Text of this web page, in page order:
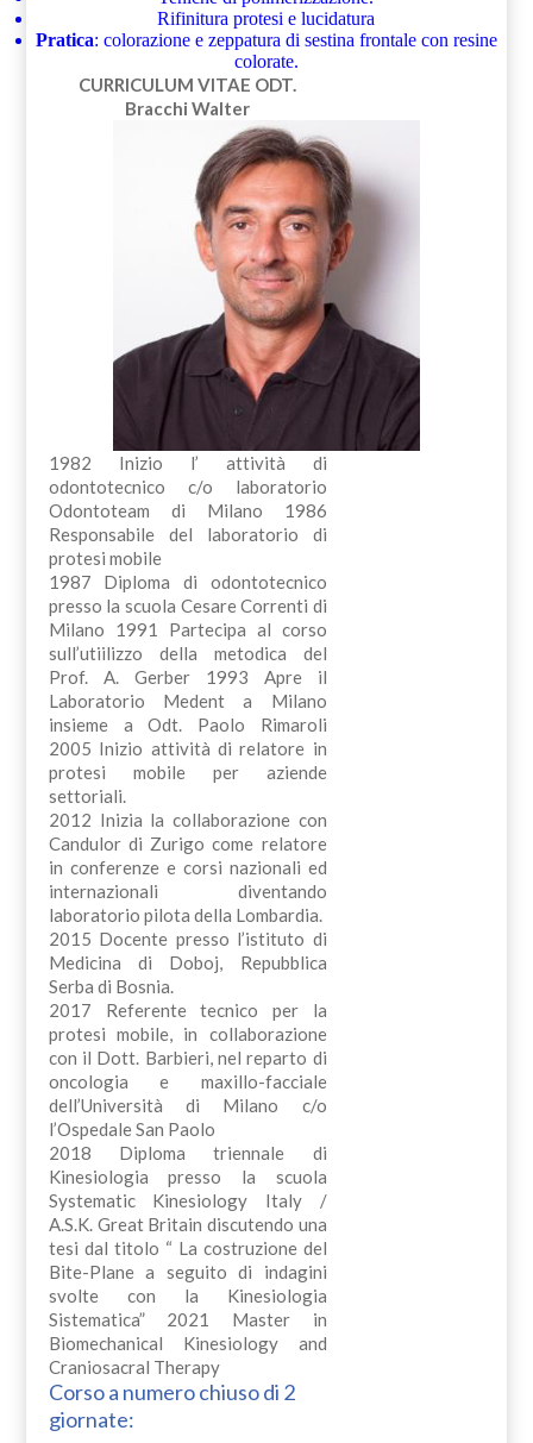
Rifinitura protesi e lucidatura
Pratica: colorazione e zeppatura di sestina frontale con resine
colorate.
CURRICULUM VITAE ODT.
Bracchi Walter
1982 Inizio l’ attività di
odontotecnico c/o laboratorio
Odontoteam di Milano 1986
Responsabile del laboratorio di
protesi mobile
1987 Diploma di odontotecnico
presso la scuola Cesare Correnti di
Milano 1991 Partecipa al corso
sull’utiilizzo della metodica del
Prof. A. Gerber 1993 Apre il
Laboratorio Medent a Milano
insieme a Odt. Paolo Rimaroli
2005 Inizio attività di relatore in
protesi mobile per aziende
settoriali.
2012 Inizia la collaborazione con
Candulor di Zurigo come relatore
in conferenze e corsi nazionali ed
internazionali diventando
laboratorio pilota della Lombardia.
2015 Docente presso l’istituto di
Medicina di Doboj, Repubblica
Serba di Bosnia.
2017 Referente tecnico per la
protesi mobile, in collaborazione
con il Dott. Barbieri, nel reparto di
oncologia e maxillo-facciale
dell’Università di Milano c/o
l’Ospedale San Paolo
2018 Diploma triennale di
Kinesiologia presso la scuola
Systematic Kinesiology Italy /
A.S.K. Great Britain discutendo una
tesi dal titolo “ La costruzione del
Bite-Plane a seguito di indagini
svolte con la Kinesiologia
Sistematica” 2021 Master in
Biomechanical Kinesiology and
Craniosacral Therapy
Corso a numero chiuso di 2
giornate: